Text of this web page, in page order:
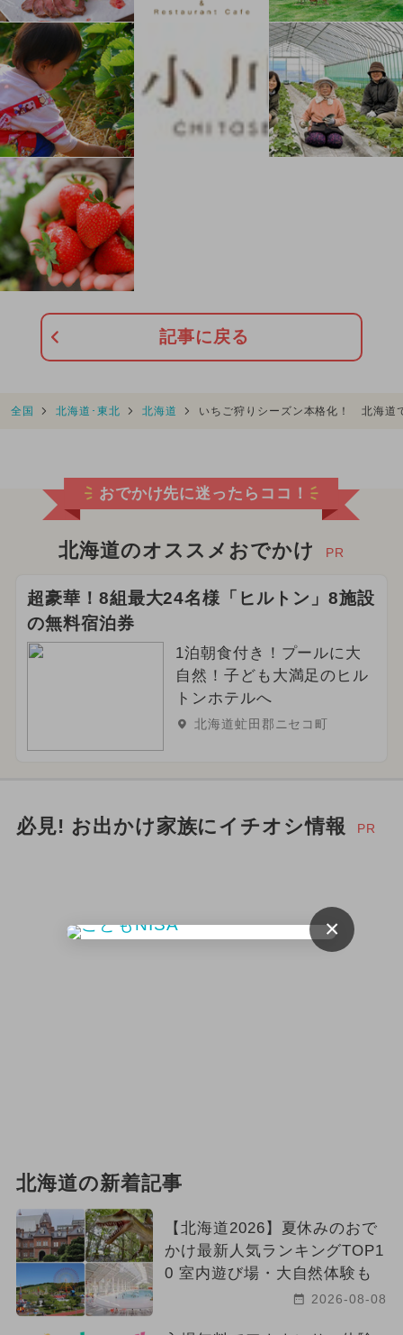
記事に戻る
全国 北海道･東北 北海道 いちご狩りシーズン本格化！ 北海道
おでかけ先に迷ったらココ！
北海道のオススメおでかけ PR
超豪華！8組最大24名様「ヒルトン」8施設
の無料宿泊券
1泊朝食付き！プールに大
自然！子ども大満足のヒル
トンホテルへ
北海道虻田郡ニセコ町
必見! お出かけ家族にイチオシ情報 PR
北海道の新着記事
【北海道2026】夏休みのおで
かけ最新人気ランキングTOP1
0 室内遊び場・大自然体験も
2026-08-08
×